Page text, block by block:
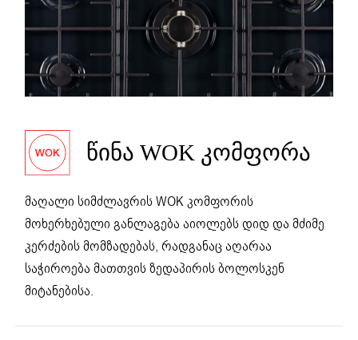
ᲬᲘᲜᲐ WOK ᲙᲝᲛᲤᲝᲠᲐ
მაღალი სიმძლავრის WOK კომფორის
მოხერხებული განლაგება აიოლებს დიდ და მძიმე
კერძების მომზადებას, რადგანაც აღარაა
საჭიროება მათთვის ზედაპირის ბოლოსკენ
მიტანებისა.